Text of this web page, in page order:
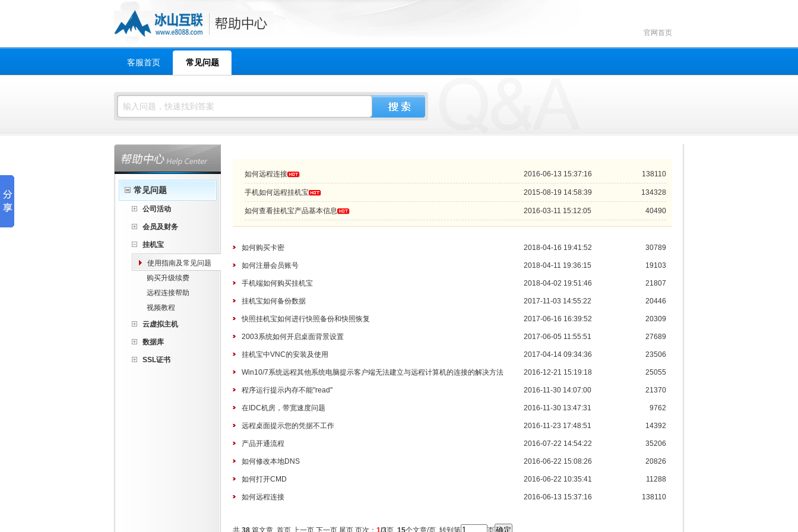
官网首页
客服首页 常见问题
常见问题
公司活动
会员及财务
挂机宝
使用指南及常见问题
购买升级续费
远程连接帮助
视频教程
云虚拟主机
数据库
SSL证书
如何远程连接 138110
2016-06-13 15:37:16
手机如何远程挂机宝 134328
2015-08-19 14:58:39
如何查看挂机宝产品基本信息 40490
2016-03-11 15:12:05
如何购买卡密 30789
2018-04-16 19:41:52
如何注册会员账号 19103
2018-04-11 19:36:15
手机端如何购买挂机宝 21807
2018-04-02 19:51:46
挂机宝如何备份数据 20446
2017-11-03 14:55:22
快照挂机宝如何进行快照备份和快照恢复 20309
2017-06-16 16:39:52
2003系统如何开启桌面背景设置 27689
2017-06-05 11:55:51
挂机宝中VNC的安装及使用 23506
2017-04-14 09:34:36
Win10/7系统远程其他系统电脑提示客户端无法建立与远程计算机的连接的解决方法 25055
2016-12-21 15:19:18
程序运行提示内存不能"read" 21370
2016-11-30 14:07:00
在IDC机房，带宽速度问题 9762
2016-11-30 13:47:31
远程桌面提示您的凭据不工作 14392
2016-11-23 17:48:51
产品开通流程 35206
2016-07-22 14:54:22
如何修改本地DNS 20826
2016-06-22 15:08:26
如何打开CMD 11288
2016-06-22 10:35:41
如何远程连接 138110
2016-06-13 15:37:16
共 38 篇文章 首页 上一页 下一页 尾页 页次： 1/3页 15个文章/页 转到第 页